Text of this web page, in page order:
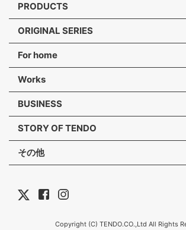
PRODUCTS
ORIGINAL SERIES
For home
Works
BUSINESS
STORY OF TENDO
その他
Copyright (C) TENDO.CO.,Ltd All Rights